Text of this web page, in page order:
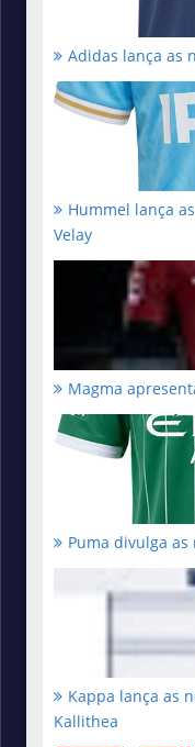
Adidas lança as
Hummel lança
Velay
Magma
Puma divulga as
Kappa lança as
Kallithea